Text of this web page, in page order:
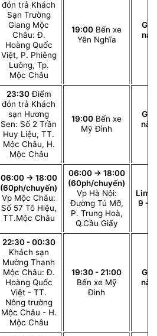
đón trả Khách
Sạn Trường
Giang Mộc
Châu: Đ.
Hoàng Quốc
Việt, P. Phiêng
Luông, Tp.
Mộc Châu
19:00 Bến xe
Yên Nghĩa
23:30Điểm
đón trả Khách
sạn Hương
Sen: Số 2 Trần
Huy Liệu, TT.
Mộc Châu, H.
Mộc Châu
19:00 Bến xe
Mỹ Đình
06:00 -> 18:00
(60ph/chuyến)
Vp Mộc Châu:
Số 57 Tô Hiệu,
TT.Mộc Châu
06:00 -> 18:00
(60ph/chuyến)
Vp Hà Nội:
Đường Tú Mỡ,
P. Trung Hoà,
Q.Cầu Giấy
9 -
22:30 - 00:30
Khách sạn
Mường Thanh
Mộc Châu: Đ.
Hoàng Quốc
Việt - TT.
Nông trường
Mộc Châu - H.
Mộc Châu
19:30 - 21:00
Bến xe Mỹ
Đình